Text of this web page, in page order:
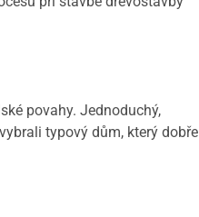
povahy. Jednoduchý,
typový dům, který dobře